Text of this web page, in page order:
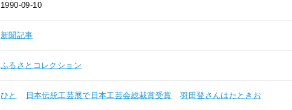
1990-09-10
新聞記事
ふるさとコレクション
ひと 日本伝統工芸展で日本工芸会総裁賞受賞 羽田登さんはたときお